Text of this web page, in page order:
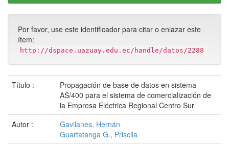
Por favor, use este identificador para citar o enlazar este
ítem:
http://dspace.uazuay.edu.ec/handle/datos/2288
Título :
Propagación de base de datos en sistema
AS/400 para el sistema de comercialización de
la Empresa Eléctrica Regional Centro Sur
Autor :
Gavilanes, Hernán
Guartatanga G., Priscila